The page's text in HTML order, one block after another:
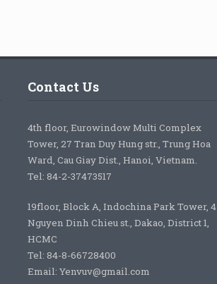
Contact Us
4th floor, Eurowindow Multi Complex
Tower, 27 Tran Duy Hung str., Trung Hoa
Ward, Cau Giay Dist., Hanoi, Vietnam.
Tel: 84-2-37473517
19floor, Block A, Indochina Park Tower, 4
Nguyen Dinh Chieu st., Dakao, District 1,
HCMC
Tel: 84-8-66728400
Email: Yenvuv@gmail.com